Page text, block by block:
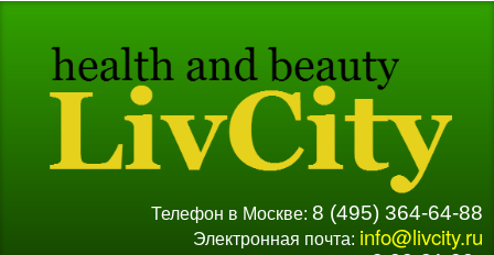
Телефон в Москве: 8 (495) 364-64-88
Электронная почта: info@livcity.ru